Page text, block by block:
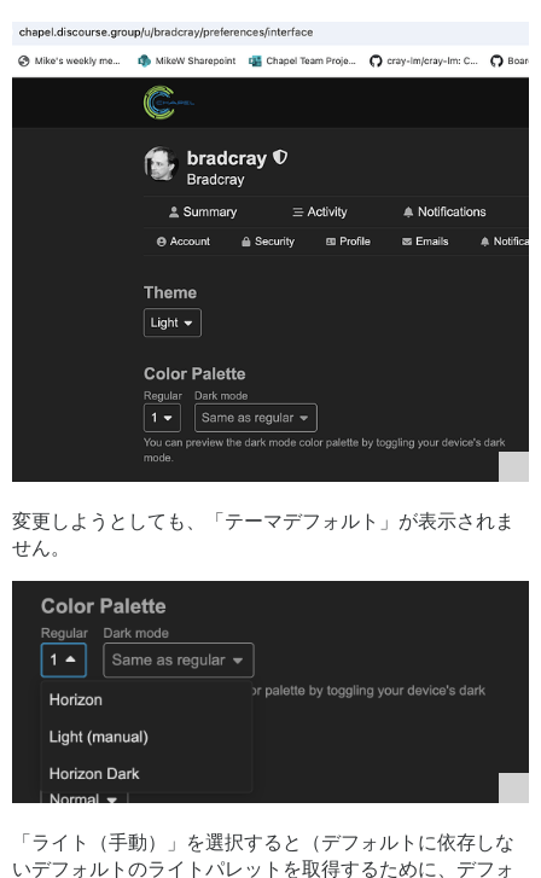
変更しようとしても、「テーマデフォルト」が表示されま
せん。
「ライト（手動）」を選択すると（デフォルトに依存しな
いデフォルトのライトパレットを取得するために、デフォ